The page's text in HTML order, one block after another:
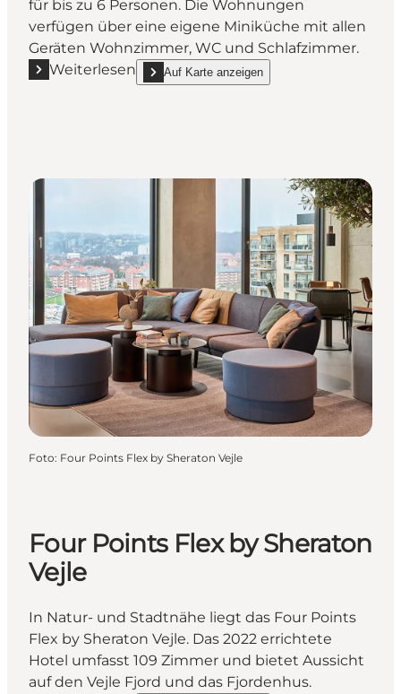
für bis zu 6 Personen. Die Wohnungen
verfügen über eine eigene Miniküche mit allen
Geräten Wohnzimmer, WC und Schlafzimmer.
Weiterlesen
Mehr erfahren "Kolding Hotel Apartments -
Auf Karte anzeigen
show Kolding Hotel Apartments - Wohnen Sie
Foto: Four Points Flex by Sheraton Vejle
Four Points Flex by Sheraton
Vejle
In Natur- und Stadtnähe liegt das Four Points
Flex by Sheraton Vejle. Das 2022 errichtete
Hotel umfasst 109 Zimmer und bietet Aussicht
auf den Vejle Fjord und das Fjordenhus.